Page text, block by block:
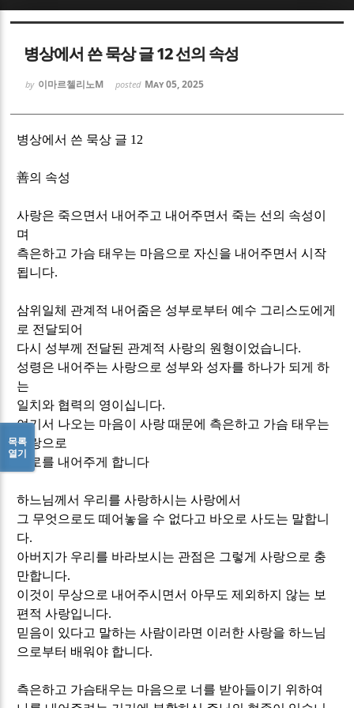
병상에서 쓴 묵상 글 12 선의 속성
by 이마르첼리노M posted May 05, 2025
병상에서 쓴 묵상 글 12
善의 속성
사랑은 죽으면서 내어주고 내어주면서 죽는 선의 속성이
며
측은하고 가슴 태우는 마음으로 자신을 내어주면서 시작
됩니다.
삼위일체 관계적 내어줌은 성부로부터 예수 그리스도에게
로 전달되어
다시 성부께 전달된 관계적 사랑의 원형이었습니다.
성령은 내어주는 사랑으로 성부와 성자를 하나가 되게 하
는
일치와 협력의 영이십니다.
여기서 나오는 마음이 사랑 때문에 측은하고 가슴 태우는
사랑으로
서로를 내어주게 합니다
하느님께서 우리를 사랑하시는 사랑에서
그 무엇으로도 떼어놓을 수 없다고 바오로 사도는 말합니
다.
아버지가 우리를 바라보시는 관점은 그렇게 사랑으로 충
만합니다.
이것이 무상으로 내어주시면서 아무도 제외하지 않는 보
편적 사랑입니다.
믿음이 있다고 말하는 사람이라면 이러한 사랑을 하느님
으로부터 배워야 합니다.
측은하고 가슴태우는 마음으로 너를 받아들이기 위하여
목록
열기
Sketchbook5, 스케치북5
Sketchbook5, 스케치북5
Sketchbook5, 스케치북5
Sketchbook5, 스케치북5